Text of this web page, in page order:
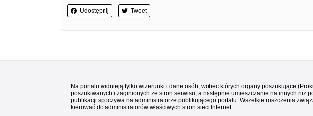
Udostępnij Tweet
Na portalu widnieją tylko wizerunki i dane osób, wobec których organy poszukujące
poszukiwanych i zaginionych ze stron serwisu, a następnie umieszczanie na innych
publikacji spoczywa na administratorze publikującego portalu. Wszelkie roszczenia
kierować do administratorów właściwych stron sieci Internet.